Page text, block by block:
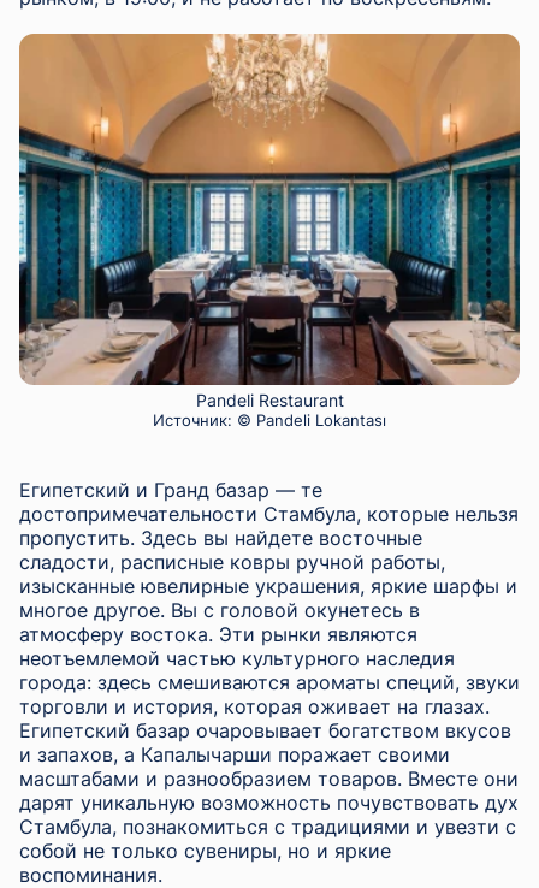
Pandeli Restaurant
Источник: © Pandeli Lokantası
Египетский и Гранд базар — те
достопримечательности Стамбула, которые нельзя
пропустить. Здесь вы найдете восточные
сладости, расписные ковры ручной работы,
изысканные ювелирные украшения, яркие шарфы и
многое другое. Вы с головой окунетесь в
атмосферу востока. Эти рынки являются
неотъемлемой частью культурного наследия
города: здесь смешиваются ароматы специй, звуки
торговли и история, которая оживает на глазах.
Египетский базар очаровывает богатством вкусов
и запахов, а Капалычарши поражает своими
масштабами и разнообразием товаров. Вместе они
дарят уникальную возможность почувствовать дух
Стамбула, познакомиться с традициями и увезти с
собой не только сувениры, но и яркие
воспоминания.